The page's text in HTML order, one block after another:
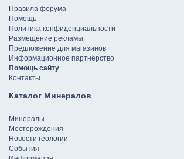
Правила форума
Помощь
Политика конфиденциальности
Размещение рекламы
Предложение для магазинов
Информационное партнёрство
Помощь сайту
Контакты
Каталог Минералов
Минералы
Месторождения
Новости геологии
События